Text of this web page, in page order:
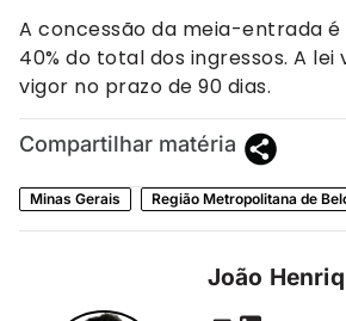
A concessão da meia-entrada é
40% do total dos ingressos. A
vigor no prazo de 90 dias.
Compartilhar matéria
Minas Gerais Região Metropolitana de
João